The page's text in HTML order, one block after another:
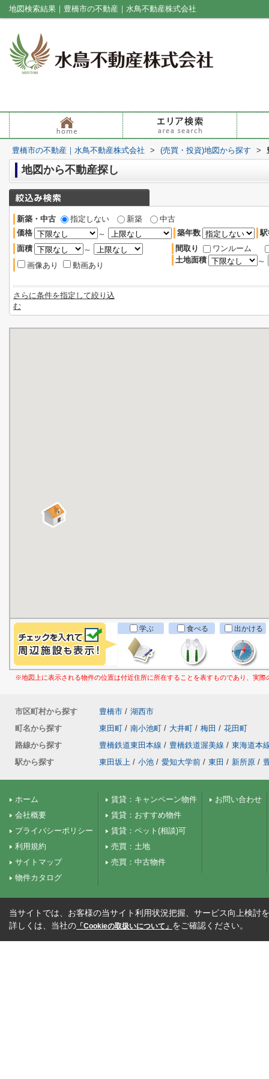
地図検索結果｜豊橋市の不動産｜水鳥不動産株式会社
豊橋市の不動産｜水鳥不動産株式会社 > (売買・投資)地図から探す >
地図から不動産探し
新築・中古 指定しない 新築
中古
価格
～ 築年数
面積
～
画像あり
動画あり
間取り
ワンルーム
土地面積
～
さらに条件を指定して絞り込
む
学ぶ 食べる 出かける
※地図上に表示される物件の位置は付近住所に所在することを表すものであり、実
市区町村から探す 豊橋市 / 湖西市
町名から探す
東田町 / 南小池町 / 大井町 / 梅田 / 花田町
路線から探す
豊橋鉄道東田本線 / 豊橋鉄道渥美線 / 東海道本
駅から探す
東田坂上 / 小池 / 愛知大学前 / 東田 / 新所原 /
ホーム
会社概要
プライバシーポリシー
利用規約
サイトマップ
物件カタログ
賃貸：キャンペーン物件
賃貸：おすすめ物件
賃貸：ペット(相談)可
売買：土地
売買：中古物件
お問い合わせ
当サイトでは、お客様の当サイト利用状況把握、サービス向上検討
詳しくは、当社の 「Cookieの取扱いについて」 をご確認ください。